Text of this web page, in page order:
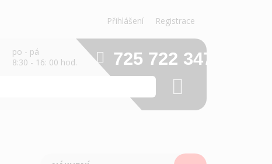
Přihlášení Registrace
po - pá
8:30 - 16: 00 hod.
725 722 347